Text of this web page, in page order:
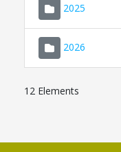
2025
2026
12 Elements